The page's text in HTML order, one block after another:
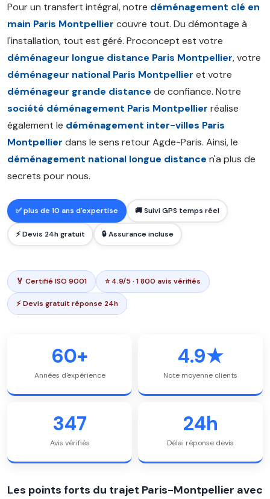
Pour un transfert intégral, notre déménagement clé en
main Paris Montpellier couvre tout. Du démontage à
l'installation, tout est géré. Proconcept est votre
déménageur longue distance Paris Montpellier, votre
déménageur national Paris Montpellier et votre
déménageur grande distance de confiance. Notre
société déménagement Paris Montpellier réalise
également le déménagement inter-villes Paris
Montpellier dans le sens retour Agde-Paris. Ainsi, le
déménagement national longue distance n'a plus de
secrets pour nous.
✅ plus de 10 ans d'expertise 🚚 Suivi GPS temps réel
⚡ Devis 24h gratuit 🔒 Assurance incluse
🏅 Certifié ISO 9001 ⭐ 4.9/5 · 1 800 avis vérifiés
⚡ Devis gratuit réponse 24h
60+
Années d'expérience
4.9★
Note moyenne clients
347
Avis vérifiés
24h
Délai réponse devis
Les points forts du trajet Paris-Montpellier avec